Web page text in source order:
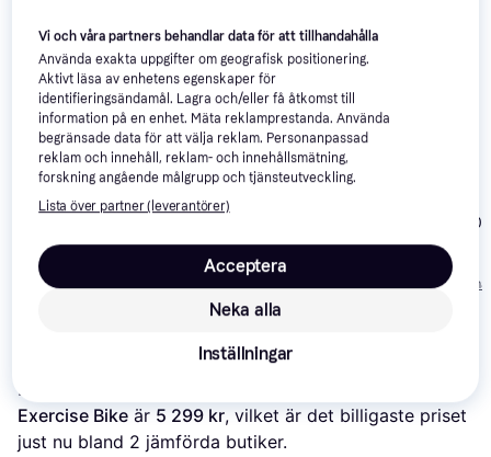
Hammer Cardio XT6
5 199 kr
Från 1 791 kr/mån
DKN EMB-600
Toorx BRX
11 999 kr
Från 4 134 kr/
Lägsta pris på
Exercise Bike är 5 299 kr, vilket är det billigaste priset
just nu bland 2 jämförda butiker.
Vi och våra partners behandlar data för att tillhandahålla
Använda exakta uppgifter om geografisk positionering.
Aktivt läsa av enhetens egenskaper för
identifieringsändamål. Lagra och/eller få åtkomst till
information på en enhet. Mäta reklamprestanda. Använda
begränsade data för att välja reklam. Personanpassad
reklam och innehåll, reklam- och innehållsmätning,
forskning angående målgrupp och tjänsteutveckling.
Lista över partner (leverantörer)
Neka alla
Acceptera
Inställningar